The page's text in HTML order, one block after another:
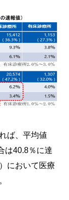
ば、平均値
は40.8％に達
において医療